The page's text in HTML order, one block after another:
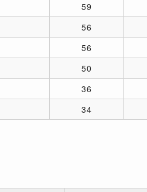
59
56
56
50
36
34